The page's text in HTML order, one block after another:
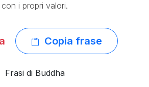
con i propri valori.
Copia frase
Frasi di Buddha